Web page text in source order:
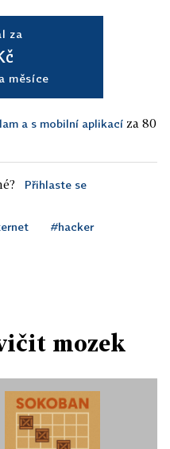
za
měsíce
a s mobilní aplikací za 80
Přihlaste se
#hacker
mozek